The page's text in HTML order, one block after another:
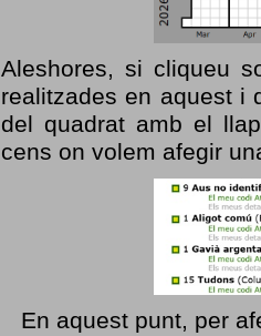
Aleshores, si cliqueu
realitzades en aquest i
del quadrat amb el
cens on volem afegir
En aquest punt, per